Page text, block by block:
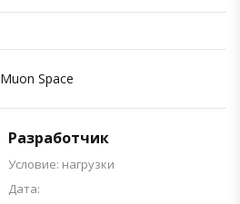
Muon Space
Разработчик
Условие: нагрузки
Дата: